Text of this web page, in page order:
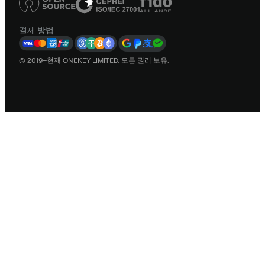
결제 방법
© 2019–현재 ONEKEY LIMITED. 모든 권리 보유.